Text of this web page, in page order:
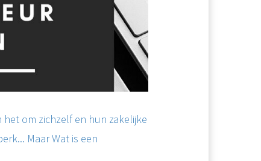
om zichzelf en hun zakelijke
Maar Wat is een